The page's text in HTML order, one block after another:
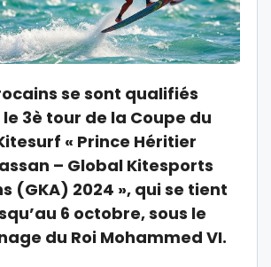
se sont qualifiés
3è tour de la Coupe du
« Prince Héritier
– Global Kitesports
(GKA) 2024 », qui se tient
6 octobre, sous le
du Roi Mohammed VI.